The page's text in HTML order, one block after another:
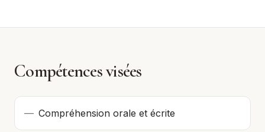
Compétences visées
— Compréhension orale et écrite